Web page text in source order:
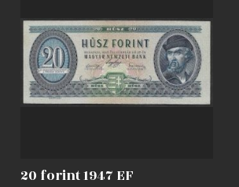
20 forint 1947 EF